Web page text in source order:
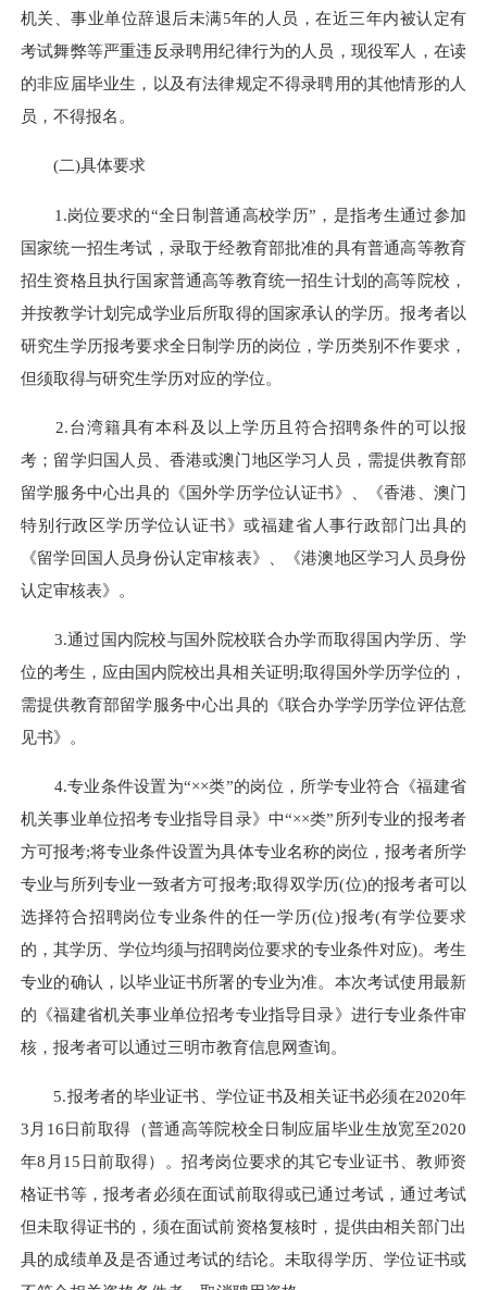
机关、事业单位辞退后未满5年的人员，在近三年内被认定有
考试舞弊等严重违反录聘用纪律行为的人员，现役军人，在读
的非应届毕业生，以及有法律规定不得录聘用的其他情形的人
员，不得报名。
(二)具体要求
1.岗位要求的“全日制普通高校学历”，是指考生通过参加
国家统一招生考试，录取于经教育部批准的具有普通高等教育
招生资格且执行国家普通高等教育统一招生计划的高等院校，
并按教学计划完成学业后所取得的国家承认的学历。报考者以
研究生学历报考要求全日制学历的岗位，学历类别不作要求，
但须取得与研究生学历对应的学位。
2.台湾籍具有本科及以上学历且符合招聘条件的可以报
考；留学归国人员、香港或澳门地区学习人员，需提供教育部
留学服务中心出具的《国外学历学位认证书》、《香港、澳门
特别行政区学历学位认证书》或福建省人事行政部门出具的
《留学回国人员身份认定审核表》、《港澳地区学习人员身份
认定审核表》。
3.通过国内院校与国外院校联合办学而取得国内学历、学
位的考生，应由国内院校出具相关证明;取得国外学历学位的，
需提供教育部留学服务中心出具的《联合办学学历学位评估意
见书》。
4.专业条件设置为“××类”的岗位，所学专业符合《福建省
机关事业单位招考专业指导目录》中“××类”所列专业的报考者
方可报考;将专业条件设置为具体专业名称的岗位，报考者所学
专业与所列专业一致者方可报考;取得双学历(位)的报考者可以
选择符合招聘岗位专业条件的任一学历(位)报考(有学位要求
的，其学历、学位均须与招聘岗位要求的专业条件对应)。考生
专业的确认，以毕业证书所署的专业为准。本次考试使用最新
的《福建省机关事业单位招考专业指导目录》进行专业条件审
核，报考者可以通过三明市教育信息网查询。
5.报考者的毕业证书、学位证书及相关证书必须在2020年
3 月 16日前取得（普通高等院校全日制应届毕业生放宽至2020
年8 月 15 日前取得）。招考岗位要求的其它专业证书、教师资
格证书等，报考者必须在面试前取得或已通过考试，通过考试
但未取得证书的，须在面试前资格复核时，提供由相关部门出
具的成绩单及是否通过考试的结论。未取得学历、学位证书或